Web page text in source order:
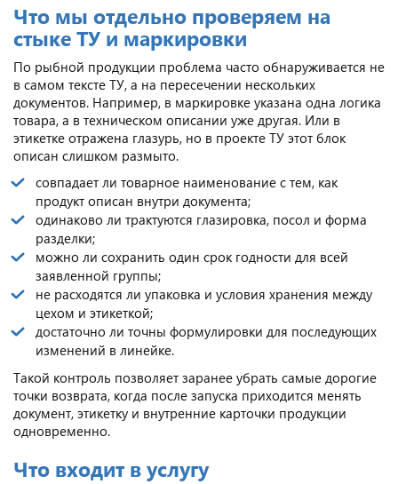
Что мы отдельно проверяем на
стыке ТУ и маркировки
По рыбной продукции проблема часто обнаруживается не
в самом тексте ТУ, а на пересечении нескольких
документов. Например, в маркировке указана одна логика
товара, а в техническом описании уже другая. Или в
этикетке отражена глазурь, но в проекте ТУ этот блок
описан слишком размыто.
совпадает ли товарное наименование с тем, как
продукт описан внутри документа;
одинаково ли трактуются глазировка, посол и форма
разделки;
можно ли сохранить один срок годности для всей
заявленной группы;
не расходятся ли упаковка и условия хранения между
цехом и этикеткой;
достаточно ли точны формулировки для последующих
изменений в линейке.
Такой контроль позволяет заранее убрать самые дорогие
точки возврата, когда после запуска приходится менять
документ, этикетку и внутренние карточки продукции
одновременно.
Что входит в услугу